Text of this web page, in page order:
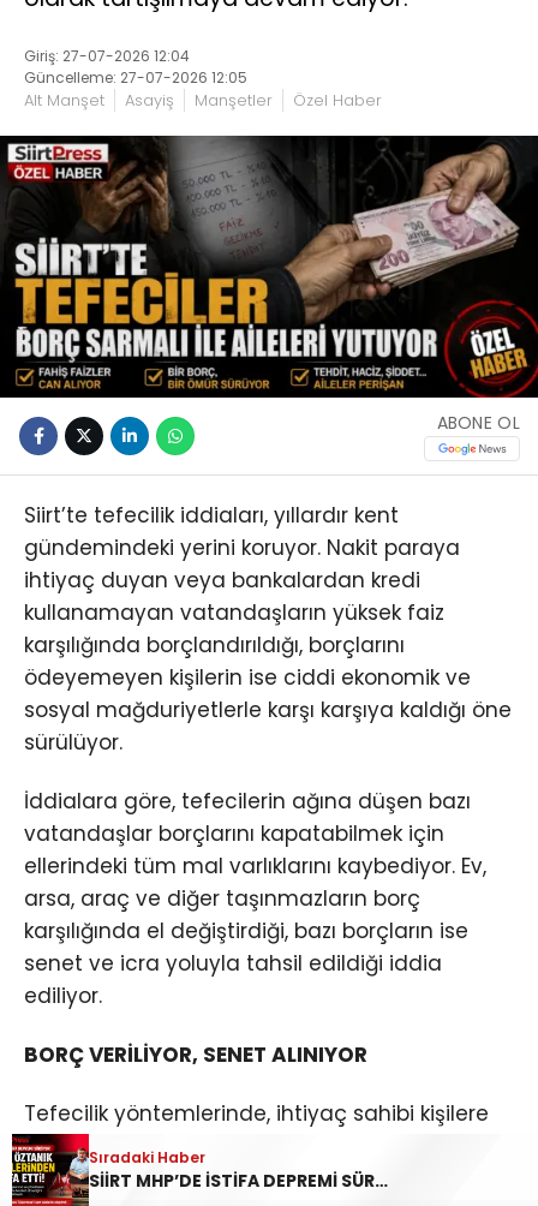
Giriş: 27-07-2026 12:04
Güncelleme: 27-07-2026 12:05
Alt Manşet Asayiş Manşetler Özel Haber
ABONE OL
Siirt’te tefecilik iddiaları, yıllardır kent
gündemindeki yerini koruyor. Nakit paraya
ihtiyaç duyan veya bankalardan kredi
kullanamayan vatandaşların yüksek faiz
karşılığında borçlandırıldığı, borçlarını
ödeyemeyen kişilerin ise ciddi ekonomik ve
sosyal mağduriyetlerle karşı karşıya kaldığı öne
sürülüyor.
İddialara göre, tefecilerin ağına düşen bazı
vatandaşlar borçlarını kapatabilmek için
ellerindeki tüm mal varlıklarını kaybediyor. Ev,
arsa, araç ve diğer taşınmazların borç
karşılığında el değiştirdiği, bazı borçların ise
senet ve icra yoluyla tahsil edildiği iddia
ediliyor.
BORÇ VERİLİYOR, SENET ALINIYOR
Tefecilik yöntemlerinde, ihtiyaç sahibi kişilere
yüksek faiz karşılığında para verildiği ve
karşılığında senet imzalatıldığı öne sürülüyor.
Sıradaki Haber
SİİRT MHP’DE İSTİFA DEPREMİ SÜRÜYOR: YAVUZ ÖZTANIK GÖREVLERİNDEN AYRILDI